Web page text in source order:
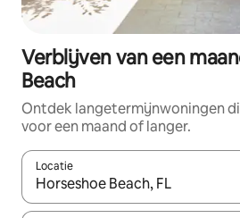
Verblijven van een
Beach
Ontdek langetermijnwoningen
voor een maand of langer.
Locatie
Wanneer er resultaten